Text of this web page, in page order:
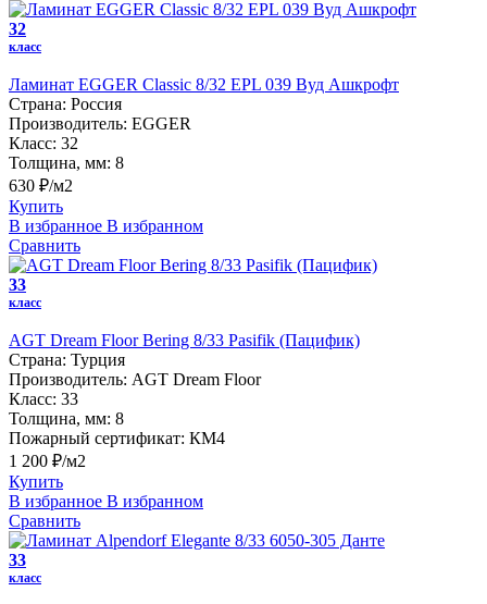
32
класс
Ламинат EGGER Classic 8/32 EPL 039 Вуд Ашкрофт
Страна: Россия
Производитель: EGGER
Класс: 32
Толщина, мм: 8
630 ₽/м2
Купить
В избранное В избранном
Сравнить
33
класс
AGT Dream Floor Bering 8/33 Pasifik (Пацифик)
Страна: Турция
Производитель: AGT Dream Floor
Класс: 33
Толщина, мм: 8
Пожарный сертификат: КМ4
1 200 ₽/м2
Купить
В избранное В избранном
Сравнить
33
класс